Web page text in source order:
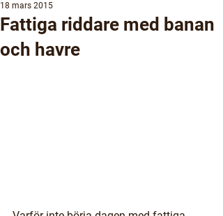
Fattiga riddare med banan
och havre
18 mars 2015